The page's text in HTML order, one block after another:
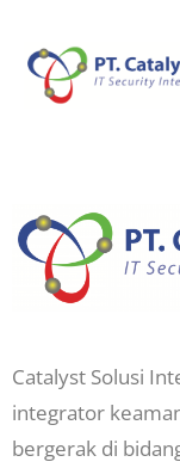
Catalyst Solusi
integrator
bergerak di